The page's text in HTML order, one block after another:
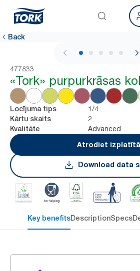
Back
1 / 5
477833
«Tork» purpurkrāsas
Locījuma tips 1/4
Kārtu skaits 2
Kvalitāte
Advanced
Atrodiet
Download data
Key benefitsDescriptionSpecs